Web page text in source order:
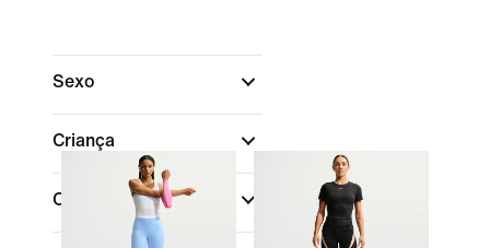
Sexo
Criança
Comprar por preço